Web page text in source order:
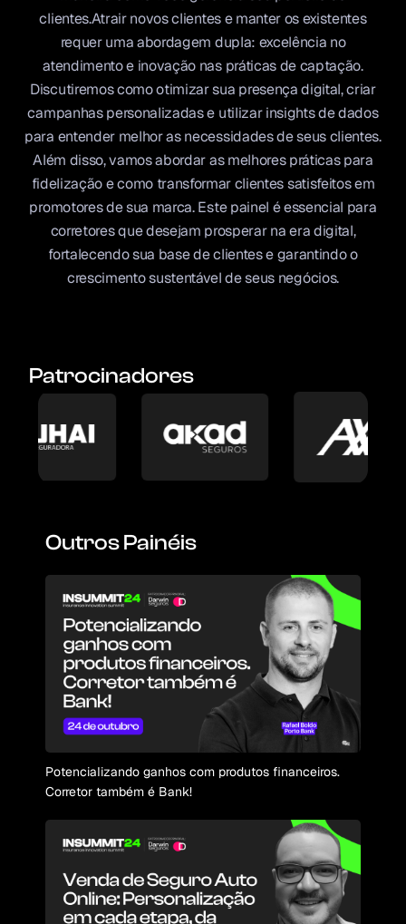
clientes.Atrair novos clientes e manter os existentes
requer uma abordagem dupla: excelência no
atendimento e inovação nas práticas de captação.
Discutiremos como otimizar sua presença digital, criar
campanhas personalizadas e utilizar insights de dados
para entender melhor as necessidades de seus clientes.
Além disso, vamos abordar as melhores práticas para
fidelização e como transformar clientes satisfeitos em
promotores de sua marca. Este painel é essencial para
corretores que desejam prosperar na era digital,
fortalecendo sua base de clientes e garantindo o
crescimento sustentável de seus negócios.
Patrocinadores
Outros Painéis
Potencializando ganhos com produtos financeiros.
Corretor também é Bank!